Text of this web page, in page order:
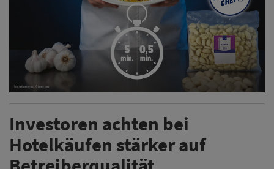
Investoren achten bei
Hotelkäufen stärker auf